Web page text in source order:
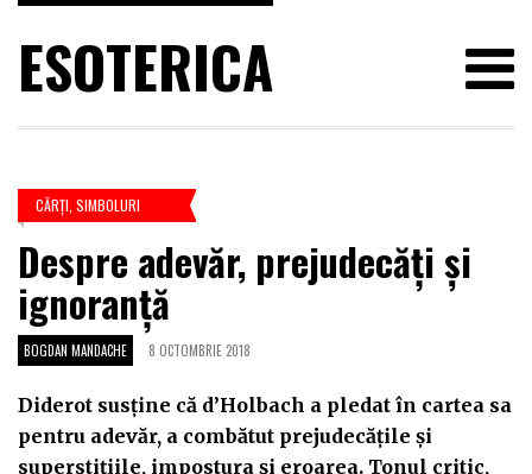
ESOTERICA
CĂRŢI SIMBOLURI
Despre adevăr, prejudecăți și
ignoranță
BOGDAN MANDACHE 8 OCTOMBRIE 2018
Diderot susține că d’Holbach a pledat în cartea sa
pentru adevăr, a combătut prejudecățile și
superstițiile, impostura și eroarea. Tonul critic,